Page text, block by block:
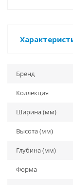
Бренд
Коллекция
Ширина (мм)
Высота (мм)
Глубина (мм)
Форма